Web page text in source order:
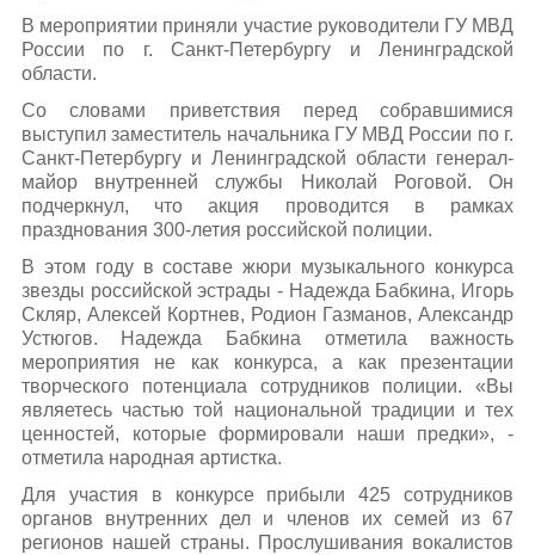
В мероприятии приняли участие руководители ГУ МВД
России по г. Санкт-Петербургу и Ленинградской
области.
Со словами приветствия перед собравшимися
выступил заместитель начальника ГУ МВД России по г.
Санкт-Петербургу и Ленинградской области генерал-
майор внутренней службы Николай Роговой. Он
подчеркнул, что акция проводится в рамках
празднования 300-летия российской полиции.
В этом году в составе жюри музыкального конкурса
звезды российской эстрады - Надежда Бабкина, Игорь
Скляр, Алексей Кортнев, Родион Газманов, Александр
Устюгов. Надежда Бабкина отметила важность
мероприятия не как конкурса, а как презентации
творческого потенциала сотрудников полиции. «Вы
являетесь частью той национальной традиции и тех
ценностей, которые формировали наши предки», -
отметила народная артистка.
Для участия в конкурсе прибыли 425 сотрудников
органов внутренних дел и членов их семей из 67
регионов нашей страны. Прослушивания вокалистов